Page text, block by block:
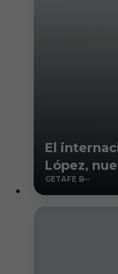
El
López,
GETAFE B